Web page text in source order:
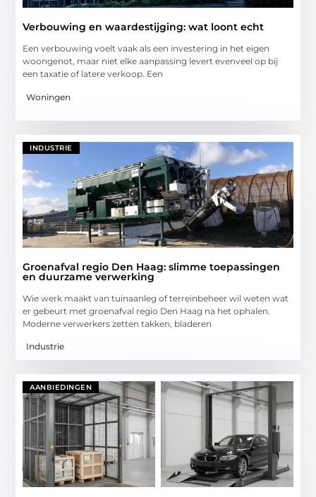
Verbouwing en waardestijging: wat loont echt
Een verbouwing voelt vaak als een investering in het eigen
woongenot, maar niet elke aanpassing levert evenveel op bij
een taxatie of latere verkoop. Een
Woningen
INDUSTRIE
Groenafval regio Den Haag: slimme toepassingen
en duurzame verwerking
Wie werk maakt van tuinaanleg of terreinbeheer wil weten wat
er gebeurt met groenafval regio Den Haag na het ophalen.
Moderne verwerkers zetten takken, bladeren
Industrie
AANBIEDINGEN